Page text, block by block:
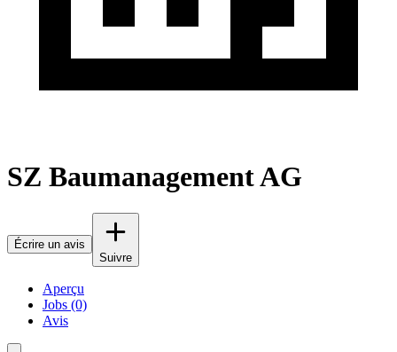
SZ Baumanagement AG
Écrire un avis
Suivre
Aperçu
Jobs (0)
Avis